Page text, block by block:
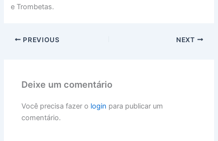
e Trombetas.
PREVIOUS NEXT
Deixe um comentário
Você precisa fazer o login para publicar um
comentário.